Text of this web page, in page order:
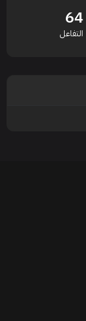
64
التفاعل